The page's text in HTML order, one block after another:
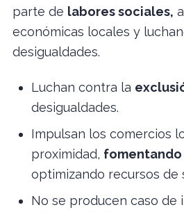
parte de labores sociales,
económicas locales y
desigualdades.
Luchan contra la
desigualdades.
Impulsan los comercios
proximidad,
optimizando recursos de
No se producen caso de